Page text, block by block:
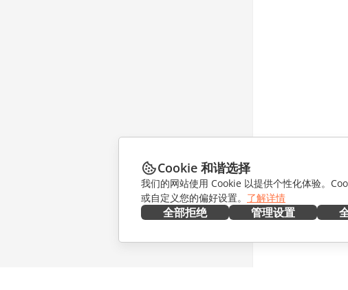
Cookie 和谐选择
我们的网站使用 Cookie 以提供个性化体验。
或自定义您的偏好设置。 了解详情
全部拒绝 管理设置